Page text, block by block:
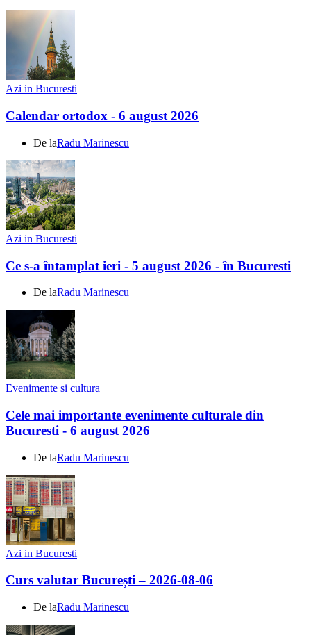
Azi in Bucuresti
Calendar ortodox - 6 august 2026
De laRadu Marinescu
Azi in Bucuresti
Ce s-a întamplat ieri - 5 august 2026 - în Bucuresti
De laRadu Marinescu
Evenimente si cultura
Cele mai importante evenimente culturale din
Bucuresti - 6 august 2026
De laRadu Marinescu
Azi in Bucuresti
Curs valutar București – 2026-08-06
De laRadu Marinescu